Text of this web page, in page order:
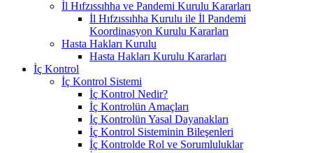
İl Hıfzıssıhha ve Pandemi Kurulu Kararları
İl Hıfzıssıhha Kurulu ile İl Pandemi
Koordinasyon Kurulu Kararları
Hasta Hakları Kurulu
Hasta Hakları Kurulu Kararları
İç Kontrol
İç Kontrol Sistemi
İç Kontrol Nedir?
İç Kontrolün Amaçları
İç Kontrolün Yasal Dayanakları
İç Kontrol Sisteminin Bileşenleri
İç Kontrolde Rol ve Sorumluluklar